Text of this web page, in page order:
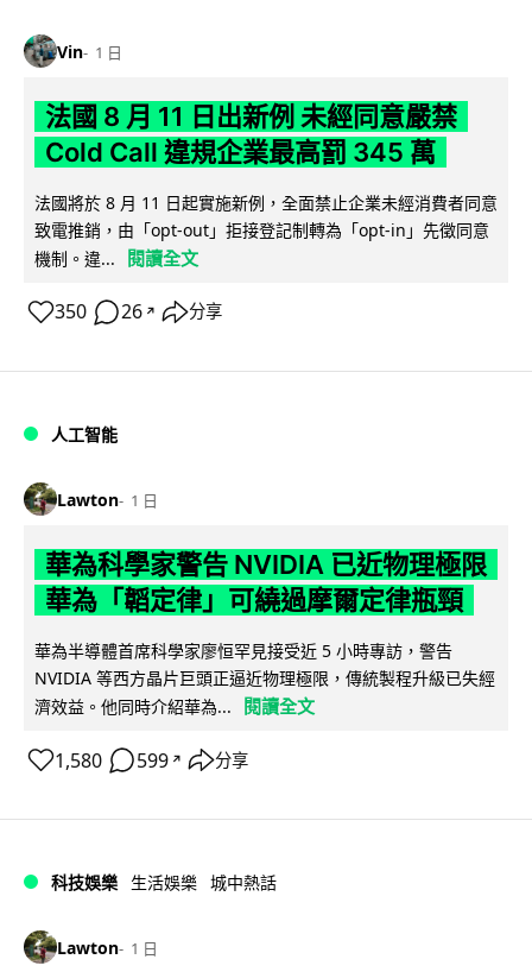
Vin 1 日
法國 8 月 11 日出新例 未經同意嚴禁
Cold Call 違規企業最高罰 345 萬
法國將於 8 月 11 日起實施新例，全面禁止企業未經消費者同意
致電推銷，由「opt-out」拒接登記制轉為「opt-in」先徵同意
機制。違...
閱讀全文
350 26 ↗ 分享
人工智能
Lawton 1 日
華為科學家警告 NVIDIA 已近物理極限
華為「韜定律」可繞過摩爾定律瓶頸
華為半導體首席科學家廖恒罕見接受近 5 小時專訪，警告
NVIDIA 等西方晶片巨頭正逼近物理極限，傳統製程升級已失經
濟效益。他同時介紹華為...
閱讀全文
1,580 599 ↗ 分享
科技娛樂 生活娛樂 城中熱話
Lawton 1 日